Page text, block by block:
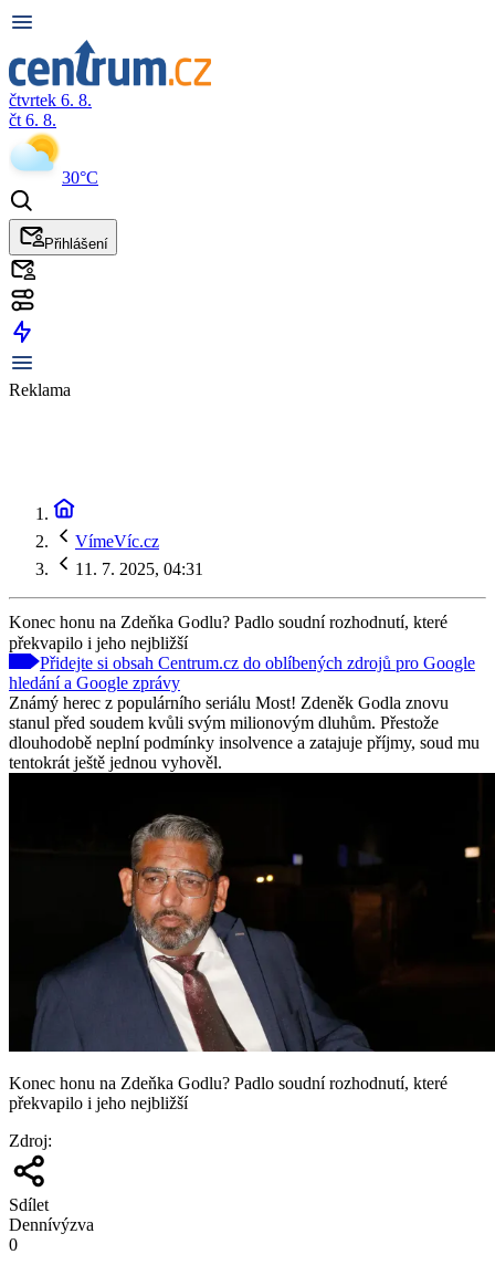
čtvrtek 6. 8.
čt 6. 8.
30°C
Přihlášení
Reklama
VímeVíc.cz
11. 7. 2025, 04:31
Konec honu na Zdeňka Godlu? Padlo soudní rozhodnutí, které
překvapilo i jeho nejbližší
Přidejte si obsah Centrum.cz do oblíbených zdrojů pro Google
hledání a Google zprávy
Známý herec z populárního seriálu Most! Zdeněk Godla znovu
stanul před soudem kvůli svým milionovým dluhům. Přestože
dlouhodobě neplní podmínky insolvence a zatajuje příjmy, soud mu
tentokrát ještě jednou vyhověl.
Konec honu na Zdeňka Godlu? Padlo soudní rozhodnutí, které
překvapilo i jeho nejbližší
Zdroj:
Sdílet
Dennívýzva
0